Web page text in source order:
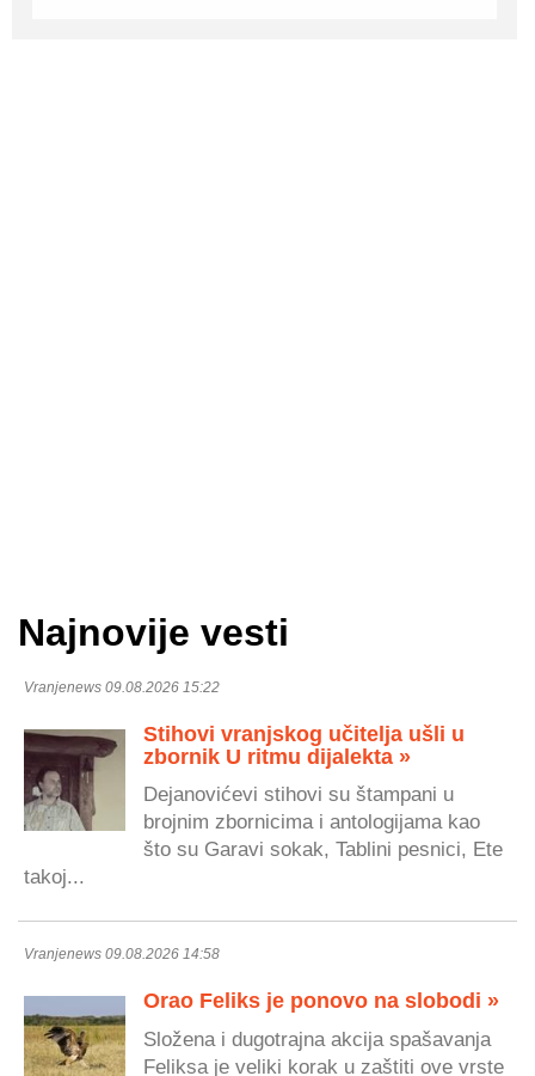
Najnovije vesti
Vranjenews 09.08.2026 15:22
Stihovi vranjskog učitelja ušli u
zbornik U ritmu dijalekta »
Dejanovićevi stihovi su štampani u
brojnim zbornicima i antologijama kao
što su Garavi sokak, Tablini pesnici, Ete
takoj...
Vranjenews 09.08.2026 14:58
Orao Feliks je ponovo na slobodi »
Složena i dugotrajna akcija spašavanja
Feliksa je veliki korak u zaštiti ove vrste